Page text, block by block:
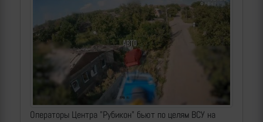
Операторы Центра "Рубикон" бьют по целям ВСУ на